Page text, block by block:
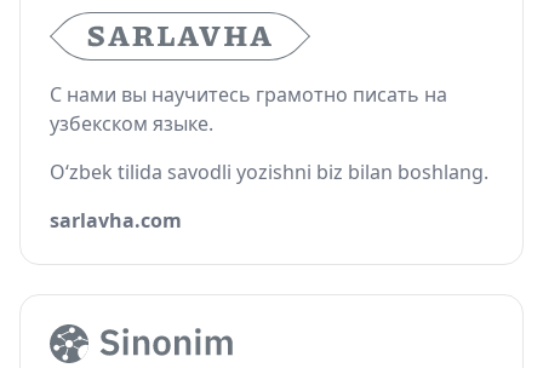
С нами вы научитесь грамотно писать на
узбекском языке.
O‘zbek tilida savodli yozishni biz bilan boshlang.
sarlavha.com